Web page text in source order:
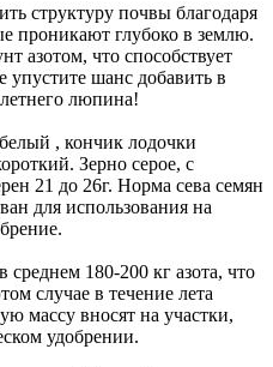
структуру почвы благодаря
проникают глубоко в землю.
азотом, что способствует
упустите шанс добавить в
люпина!
, кончик лодочки
Зерно серое, с
21 до 26г. Норма сева семян
для использования на
среднем 180-200 кг азота, что
случае в течение лета
массу вносят на участки,
удобрении.